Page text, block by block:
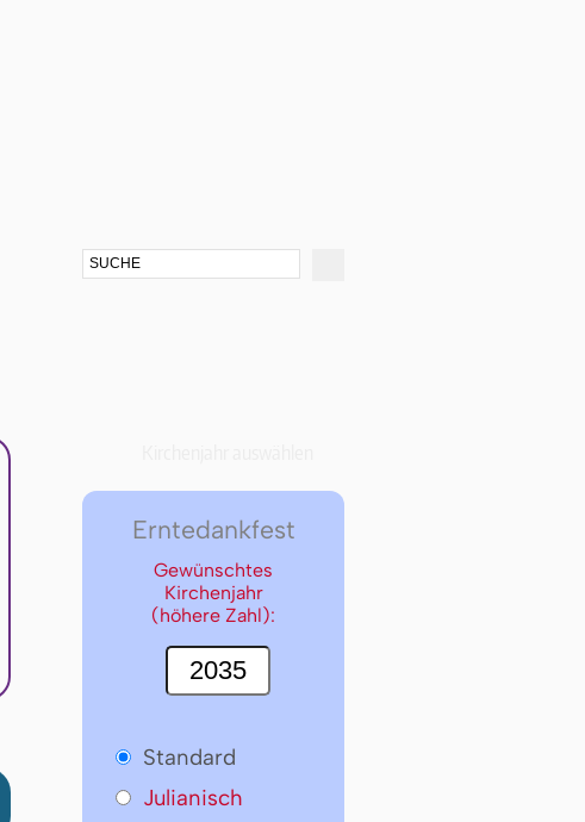
Erntedankfest
Gewünschtes
Kirchenjahr
(höhere Zahl):
Standard
Julianisch